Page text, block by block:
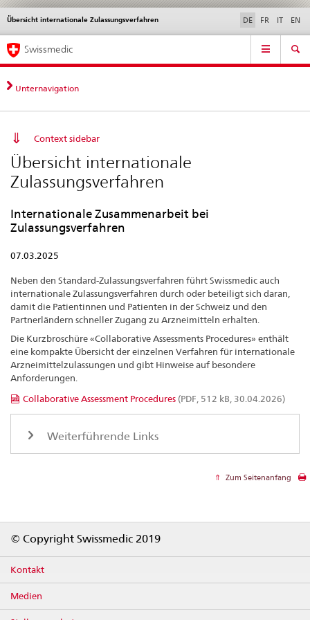
Direktnavigation
News,
Rechtsgrundlagen,
Kontakt
News & Updates Kontakt | Support & Hilfe
Übersicht internationale Zulassungsverfahren
Sprachwahl DE FR IT EN
Service
Hauptnavigation
Swissmedic
Unternavigation
Context sidebar
Übersicht internationale
Zulassungsverfahren
Internationale Zusammenarbeit bei
Zulassungsverfahren
07.03.2025
Neben den Standard-Zulassungsverfahren führt Swissmedic auch
internationale Zulassungsverfahren durch oder beteiligt sich daran,
damit die Patientinnen und Patienten in der Schweiz und den
Partnerländern schneller Zugang zu Arzneimitteln erhalten.
Die Kurzbroschüre «Collaborative Assessments Procedures» enthält
eine kompakte Übersicht der einzelnen Verfahren für internationale
Arzneimittelzulassungen und gibt Hinweise auf besondere
Anforderungen.
Collaborative Assessment Procedures (PDF, 512 kB, 30.04.2026)
Weiterführende Links
Zum Seitenanfang
© Copyright Swissmedic 2019
Kontakt
Medien